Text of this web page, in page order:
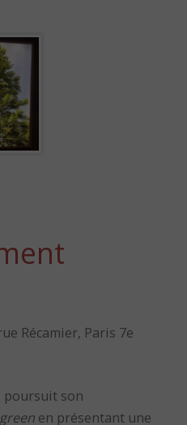
Récamier, Paris 7e
poursuit son
green en présentant une